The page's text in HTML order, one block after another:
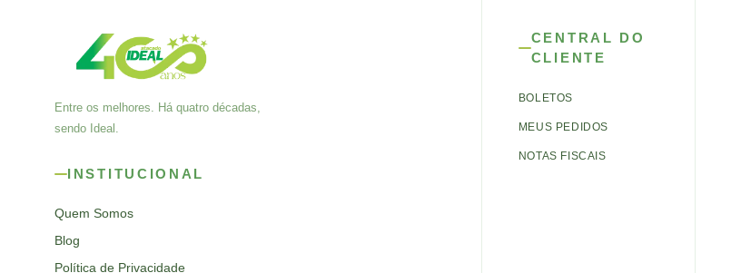
Entre os melhores. Há quatro décadas,
sendo Ideal.
INSTITUCIONAL
Quem Somos
Blog
Política de Privacidade
CENTRAL DO
CLIENTE
BOLETOS
MEUS PEDIDOS
NOTAS FISCAIS